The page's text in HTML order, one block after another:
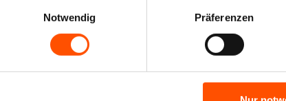
Notwendig
Präferenzen